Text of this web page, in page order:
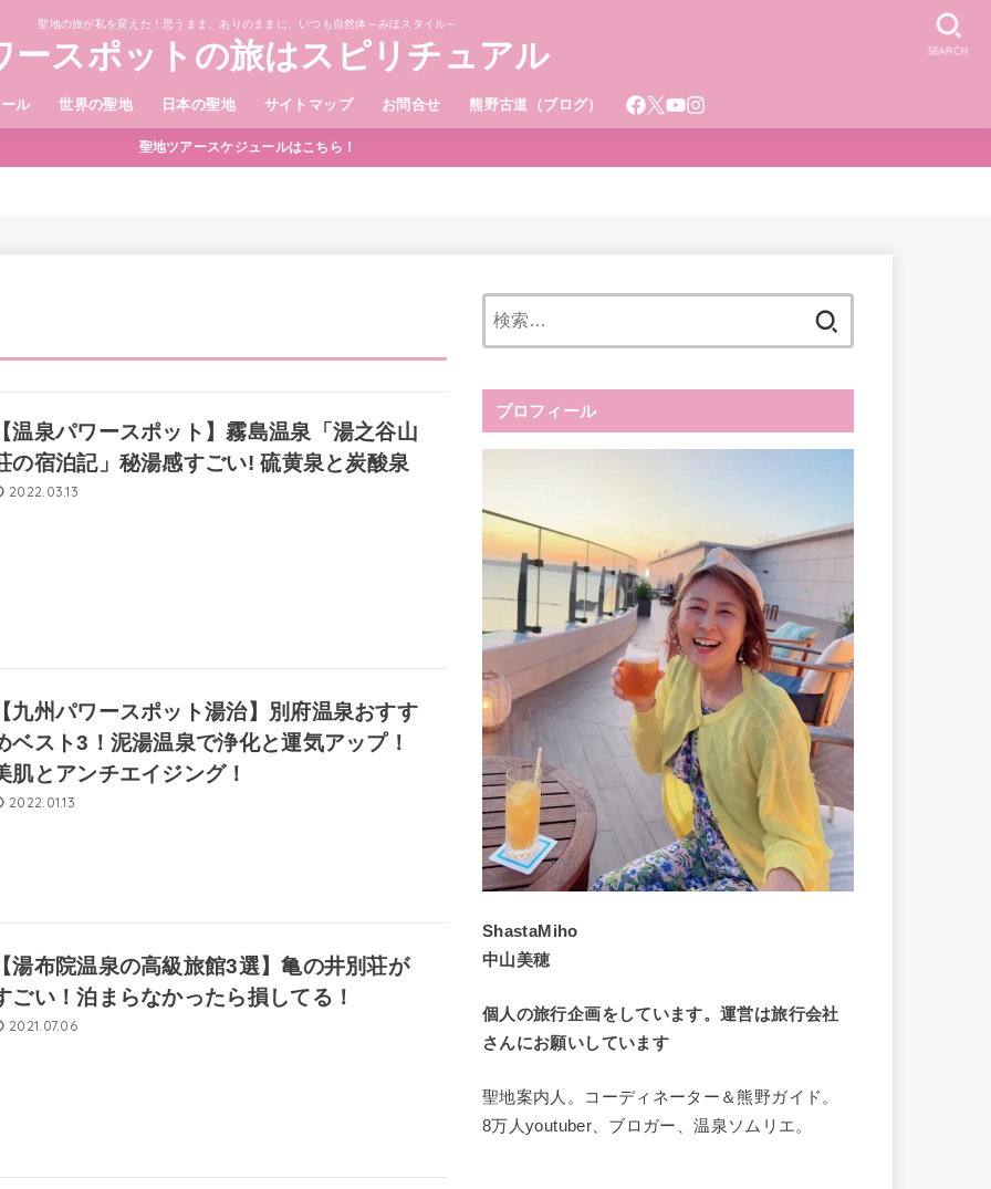
聖地の旅が私を変えた！思うまま、ありのままに、いつも自然体～みほスタイル～
ースポットの旅はスピリチュアル
ル 世界の聖地 日本の聖地 サイトマップ お問合せ 熊野古道（ブログ）
SEARCH
聖地ツアースケジュールはこちら！
温泉パワースポット】霧島温泉「湯之谷山
の宿泊記」秘湯感すごい! 硫黄泉と炭酸泉
2022.03.13
九州パワースポット湯治】別府温泉おすす
ベスト3！泥湯温泉で浄化と運気アップ！
肌とアンチエイジング！
2022.01.13
湯布院温泉の高級旅館3選】亀の井別荘が
ごい！泊まらなかったら損してる！
2021.07.06
プロフィール
ShastaMiho
中山美穂
個人の旅行企画をしています。運営は旅行会社
さんにお願いしています
聖地案内人。コーディネーター＆熊野ガイド。
8万人youtuber、ブロガー、温泉ソムリエ。